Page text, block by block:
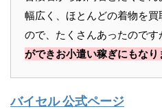
幅広く、ほとんどの着物を
ので、たくさんあったのです
ができお小遣い稼ぎにもなり
バイセル 公式ページ